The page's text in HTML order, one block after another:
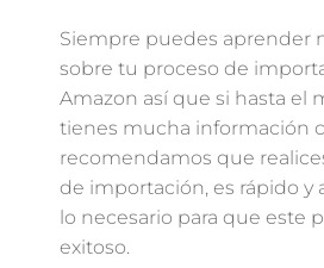
Siempre puedes aprender
sobre tu proceso de
Amazon así que si hasta el
tienes mucha información
recomendamos que
de importación, es rápido y
lo necesario para que este
exitoso.